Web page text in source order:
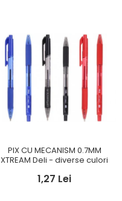
PIX CU MECANISM 0.7MM
XTREAM Deli - diverse culori
1,27 Lei